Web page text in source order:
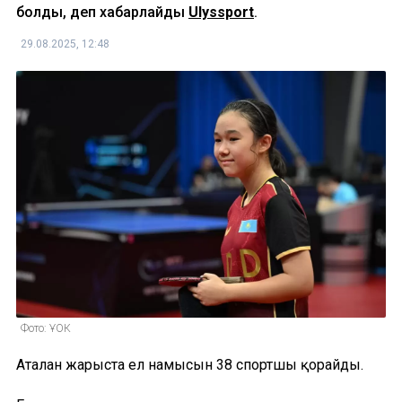
болды, деп хабарлайды Ulyssport.
29.08.2025, 12:48
Фото: ҰОК
Аталған жарыста ел намысын 38 спортшы қорғайды.